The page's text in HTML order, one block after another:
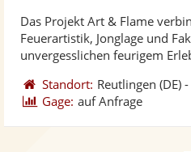
Das Projekt Art & Flame
Feuerartistik, Jonglage und
unvergesslichen feurigem
Standort: Reutlingen (DE)
Gage: auf Anfrage